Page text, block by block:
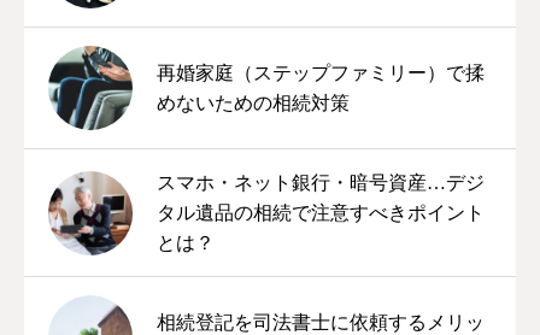
再婚家庭（ステップファミリー）で揉
めないための相続対策
スマホ・ネット銀行・暗号資産…デジ
タル遺品の相続で注意すべきポイント
とは？
相続登記を司法書士に依頼するメリッ